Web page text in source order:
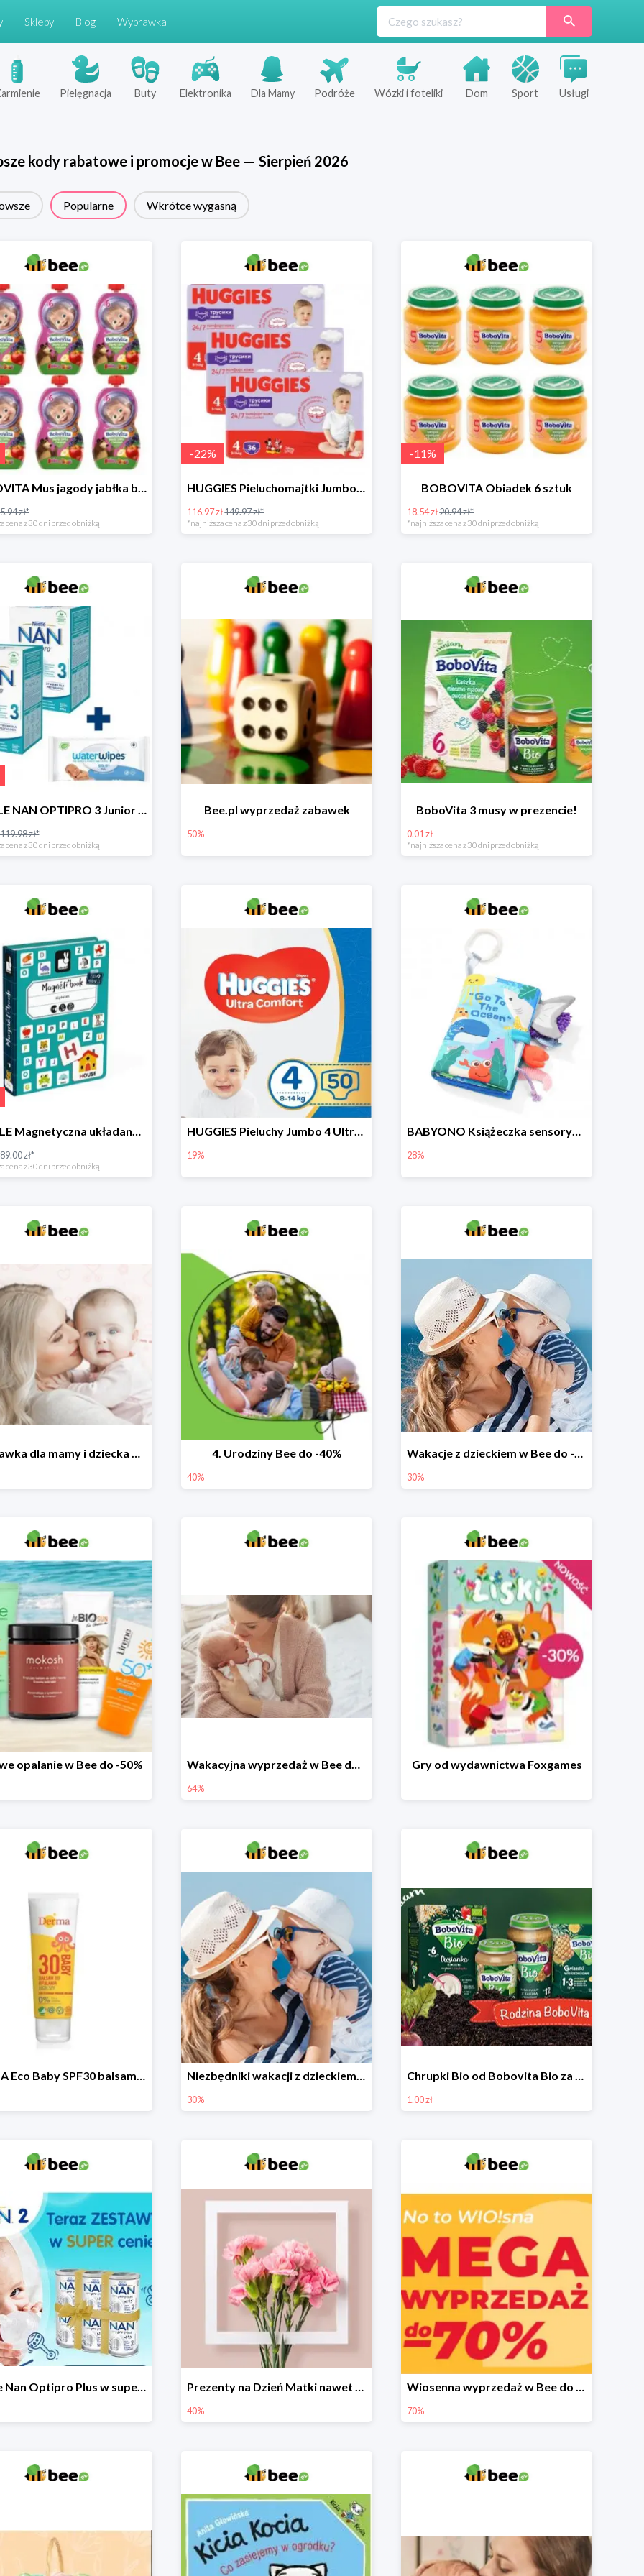
Sklepy Blog Wyprawka
Pielęgnacja Buty Elektronika Dla Mamy Podróże Wózki i foteliki Dom Sport Usługi
kody rabatowe i promocje w Bee— Sierpień 2026
Popularne Wkrótce wygasną
BOBOVITA Mus jagody jabłka banan 6 sztuk
zł*
cena z 30 dni przed obniżką
-22%
HUGGIES Pieluchomajtki Jumbo 4 3x36szt.
116.97 zł149.97 zł*
*najniższa cena z 30 dni przed obniżką
-11%
BOBOVITA Obiadek 6 sztuk
18.54 zł20.94 zł*
*najniższa cena z 30 dni przed obniżką
NESTLE NAN OPTIPRO 3 Junior + Waterwipes Chusteczki nawilżane gratis
119.98 zł*
cena z 30 dni przed obniżką
Bee.pl wyprzedaż zabawek
50%
BoboVita 3 musy w prezencie!
0.01 zł
*najniższa cena z 30 dni przed obniżką
PUZZLE Magnetyczna układanka Alfabet
89.00 zł*
cena z 30 dni przed obniżką
HUGGIES Pieluchy Jumbo 4 Ultra Comfort -19%
19%
BABYONO Książeczka sensoryczna Go To The Ocean -28%
28%
Wyprawka dla mamy i dziecka do -25% 4. Urodziny Bee do -40%
40%
Wakacje z dzieckiem w Bee do -30%
30%
opalanie w Bee do -50% Wakacyjna wyprzedaż w Bee do -64%
64%
Gry od wydawnictwa Foxgames
DERMA Eco Baby SPF30 balsam przeciwsłoneczny dla dzieci Niezbędniki wakacji z dzieckiem do -30%
30%
Chrupki Bio od Bobovita Bio za 1 grosz
1.00 zł
Nestle Nan Optipro Plus w super cenach! Prezenty na Dzień Matki nawet do -40%
40%
Wiosenna wyprzedaż w Bee do -70%
70%